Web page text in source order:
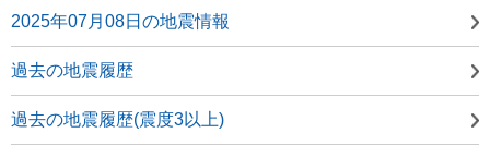
2025年07月08日の地震情報
過去の地震履歴
過去の地震履歴(震度3以上)